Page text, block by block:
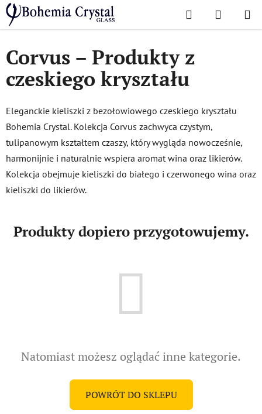
Przejść
do
treści
Szukaj KOSZYK
Home
/ Popularne kolekcje / Corvus – Produkty z czeskiego kryształu
Corvus – Produkty z
czeskiego kryształu
Eleganckie kieliszki z bezołowiowego czeskiego kryształu
Bohemia Crystal. Kolekcja Corvus zachwyca czystym,
tulipanowym kształtem czaszy, który wygląda nowocześnie,
harmonijnie i naturalnie wspiera aromat wina oraz likierów.
Kolekcja obejmuje kieliszki do białego i czerwonego wina oraz
kieliszki do likierów.
Produkty dopiero przygotowujemy.
Natomiast możesz oglądać inne kategorie.
POWRÓT DO SKLEPU